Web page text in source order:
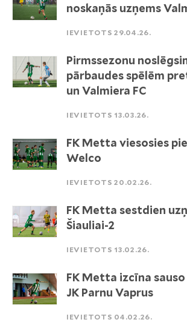
noskaņās uzņems
IEVIETOTS 29.04.26.
Pirmssezonu
pārbaudes spēlēm
un Valmiera FC
IEVIETOTS 13.03.26.
FK Metta viesosies
Welco
IEVIETOTS 20.02.26.
FK Metta sestdien
Šiauliai-2
IEVIETOTS 13.02.26.
FK Metta izcīna
JK Parnu Vaprus
IEVIETOTS 04.02.26.